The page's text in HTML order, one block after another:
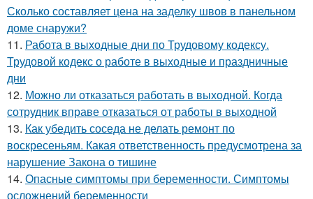
Сколько составляет цена на заделку швов в панельном
доме снаружи?
11. Работа в выходные дни по Трудовому кодексу.
Трудовой кодекс о работе в выходные и праздничные
дни
12. Можно ли отказаться работать в выходной. Когда
сотрудник вправе отказаться от работы в выходной
13. Как убедить соседа не делать ремонт по
воскресеньям. Какая ответственность предусмотрена за
нарушение Закона о тишине
14. Опасные симптомы при беременности. Симптомы
осложнений беременности